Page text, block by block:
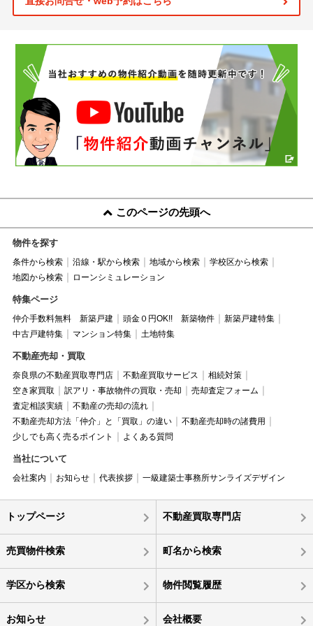
このページの先頭へ
物件を探す
条件から検索 沿線・駅から検索 地域から検索
学校区から検索
地図から検索
ローンシミュレーション
特集ページ
仲介手数料無料 新築戸建 頭金０円OK!! 新築物件
新築戸建特集
中古戸建特集
マンション特集 土地特集
不動産売却・買取
奈良県の不動産買取専門店 不動産買取サービス
相続対策
空き家買取
訳アリ・事故物件の買取・売却
売却査定フォーム
査定相談実績
不動産の売却の流れ
不動産売却方法「仲介」と「買取」の違い
不動産売却時の諸費用
少しでも高く売るポイント
よくある質問
当社について
会社案内 お知らせ 代表挨拶 一級建築士事務所サンライズデザイン
トップページ 不動産買取専門店
売買物件検索 町名から検索
学区から検索 物件閲覧履歴
お知らせ 会社概要